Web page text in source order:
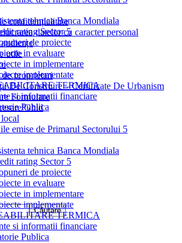
tehnica Banca Mondiala
rating Sector 5
de proiecte
in evaluare
in implementare
implementate
TERMICA
si informatii financiare
Publica
confidențialitate
datelor cu caracter personal
utile
proprietari
De Construire – Certificate De Urbanism
Formulare
Ghid
emise de Primarul Sectorului 5
tehnica Banca Mondiala
rating Sector 5
de proiecte
in evaluare
in implementare
implementate
TERMICA
si informatii financiare
Publica